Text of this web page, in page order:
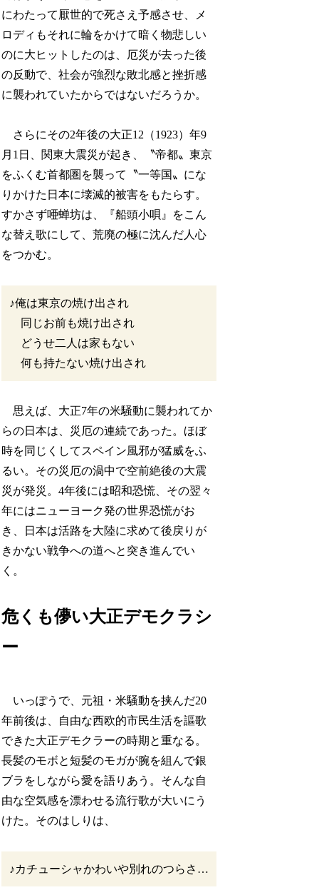
にわたって厭世的で死さえ予感させ、メ
ロディもそれに輪をかけて暗く物悲しい
のに大ヒットしたのは、厄災が去った後
の反動で、社会が強烈な敗北感と挫折感
に襲われていたからではないだろうか。
さらにその2年後の大正12（1923）年9
月1日、関東大震災が起き、〝帝都〟東京
をふくむ首都圏を襲って〝一等国〟にな
りかけた日本に壊滅的被害をもたらす。
すかさず唖蝉坊は、『船頭小唄』をこん
な替え歌にして、荒廃の極に沈んだ人心
をつかむ。
♪俺は東京の焼け出され
同じお前も焼け出され
どうせ二人は家もない
何も持たない焼け出され
思えば、大正7年の米騒動に襲われてか
らの日本は、災厄の連続であった。ほぼ
時を同じくしてスペイン風邪が猛威をふ
るい。その災厄の渦中で空前絶後の大震
災が発災。4年後には昭和恐慌、その翌々
年にはニューヨーク発の世界恐慌がお
き、日本は活路を大陸に求めて後戻りが
きかない戦争への道へと突き進んでい
く。
危くも儚い大正デモクラシ
ー
いっぽうで、元祖・米騒動を挟んだ20
年前後は、自由な西欧的市民生活を謳歌
できた大正デモクラーの時期と重なる。
長髪のモボと短髪のモガが腕を組んで銀
ブラをしながら愛を語りあう。そんな自
由な空気感を漂わせる流行歌が大いにう
けた。そのはしりは、
♪カチューシャかわいや別れのつらさ…